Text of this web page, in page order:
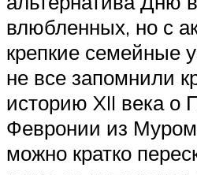
влюбленных, но с
крепкие семейные
не все запомнили
историю XII века о
Февронии из
можно кратко